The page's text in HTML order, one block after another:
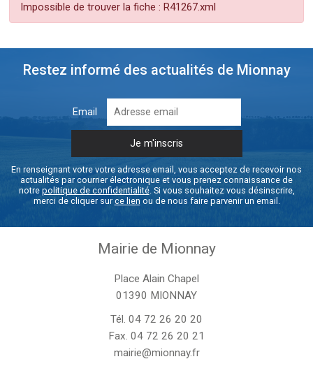
Impossible de trouver la fiche : R41267.xml
Restez informé des actualités de Mionnay
Email
En renseignant votre votre adresse email, vous acceptez de recevoir nos
actualités par courrier électronique et vous prenez connaissance de
notre politique de confidentialité. Si vous souhaitez vous désinscrire,
merci de cliquer surce lien ou de nous faire parvenir un email.
Mairie de Mionnay
Place Alain Chapel
01390 MIONNAY
Tél. 04 72 26 20 20
Fax. 04 72 26 20 21
mairie@mionnay.fr